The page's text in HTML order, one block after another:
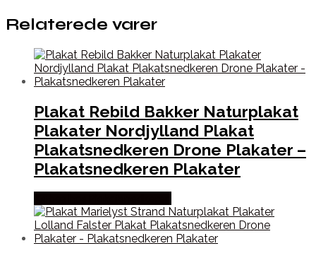
Relaterede varer
Plakat Rebild Bakker Naturplakat
Plakater Nordjylland Plakat
Plakatsnedkeren Drone Plakater –
Plakatsnedkeren Plakater